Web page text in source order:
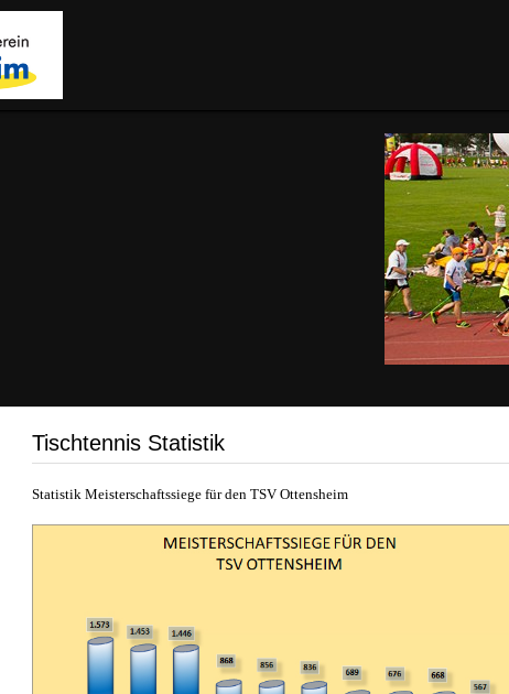
Tischtennis Statistik
Statistik Meisterschaftssiege für den TSV Ottensheim